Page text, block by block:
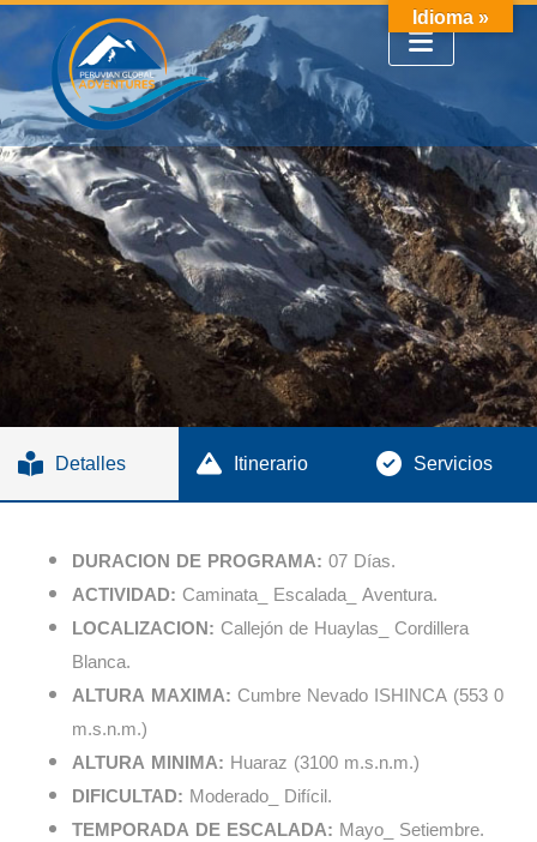
Detalles Itinerario Servicios
DURACION DE PROGRAMA: 07 Días.
ACTIVIDAD: Caminata_ Escalada_ Aventura.
LOCALIZACION: Callejón de Huaylas_ Cordillera
Blanca.
ALTURA MAXIMA: Cumbre Nevado ISHINCA (553 0
m.s.n.m.)
ALTURA MINIMA: Huaraz (3100 m.s.n.m.)
DIFICULTAD: Moderado_ Difícil.
TEMPORADA DE ESCALADA: Mayo_ Setiembre.
Idioma »